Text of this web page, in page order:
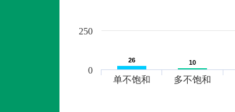
26
26 10
10
单不饱和 多不饱和
0
250